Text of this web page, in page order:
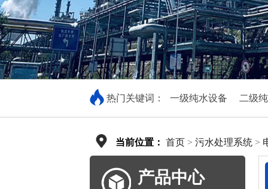
热门关键词： 一级纯水设备 二级
当前位置： 首页 > 污水处理系统 >
产品中心